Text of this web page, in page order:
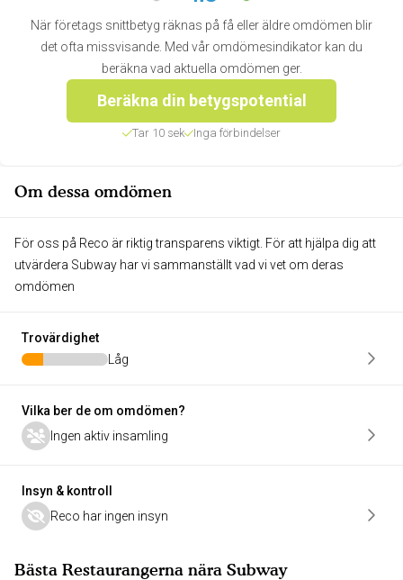
När företags snittbetyg räknas på få eller äldre omdömen blir
det ofta missvisande. Med vår omdömesindikator kan du
beräkna vad aktuella omdömen ger.
Beräkna din betygspotential
Tar 10 sek Inga förbindelser
Om dessa omdömen
För oss på Reco är riktig transparens viktigt. För att hjälpa dig att
utvärdera Subway har vi sammanställt vad vi vet om deras
omdömen
Trovärdighet
Låg
Vilka ber de om omdömen?
Ingen aktiv insamling
Insyn & kontroll
Reco har ingen insyn
Bästa Restaurangerna nära Subway